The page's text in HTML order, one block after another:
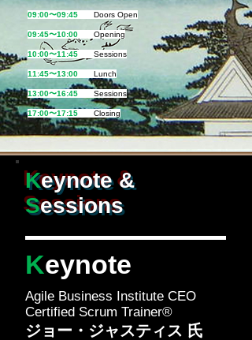
09:00〜09:45 Doors Open
09:45〜10:00 Opening
10:00〜11:45 Sessions
11:45〜13:00 Lunch
13:00〜16:45 Sessions
17:00〜17:15 Closing
Keynote &
Sessions
Keynote
Agile Business Institute CEO
Certified Scrum Trainer®️
ジョー・ジャスティス 氏